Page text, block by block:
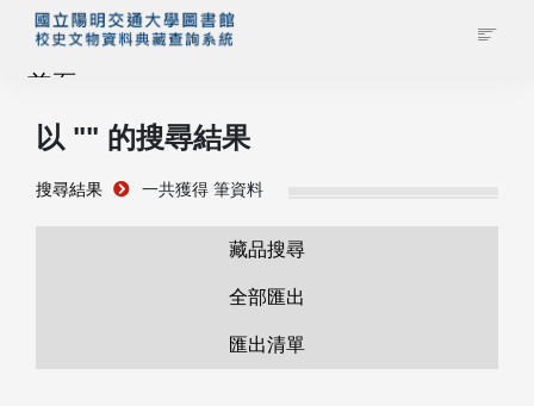
首頁
藏品查詢
以 "" 的搜尋結果
搜尋結果 一共獲得 筆資料
藏品搜尋
全部匯出
匯出清單